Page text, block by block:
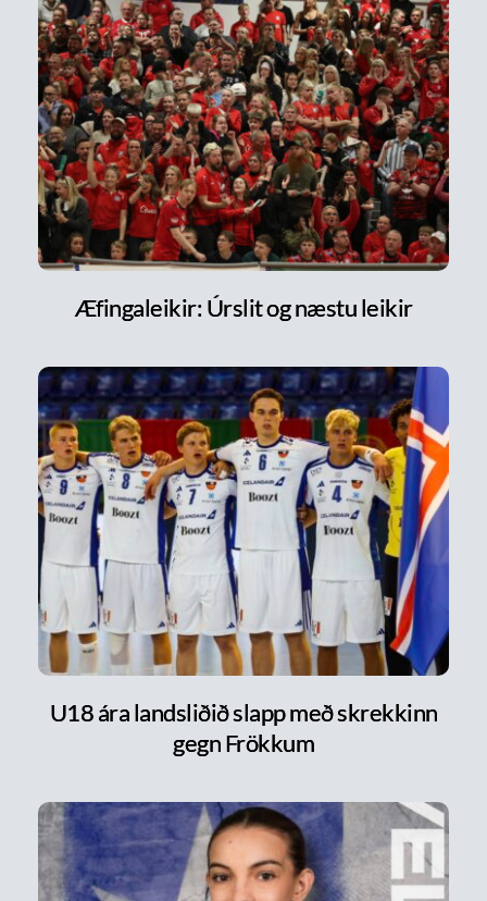
Æfingaleikir: Úrslit og næstu leikir
U18 ára landsliðið slapp með skrekkinn
gegn Frökkum